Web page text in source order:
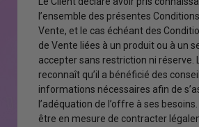
l’ensemble des présentes
Vente, et le cas échéant des
de Vente liées à un produit ou à un
accepter sans restriction ni réserve.
reconnaît qu’il a bénéficié des
informations nécessaires afin de
l’adéquation de l’offre à ses
être en mesure de contracter